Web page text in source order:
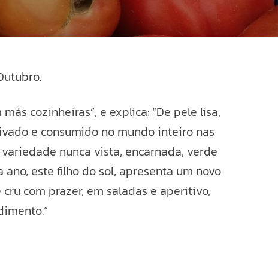
cozinheiras”, e explica: “De pele lisa,
e consumido no mundo inteiro nas
nunca vista, encarnada, verde
este filho do sol, apresenta um novo
com prazer, em saladas e aperitivo,